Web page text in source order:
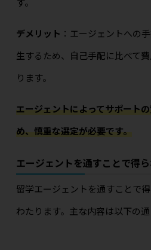
デメリット ：エージェントへの
生するため、自己手配に比べて
ります。
エージェントによってサポート
め、慎重な選定が必要です。
エージェントを通すことで得
留学エージェントを通すことで
わたります。主な内容は以下の通